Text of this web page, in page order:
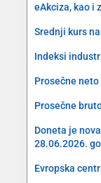
eAkciza, kao i
Srednji kurs
Indeksi
Prosečne
Prosečne
Doneta je
28.06.2026.
Evropska